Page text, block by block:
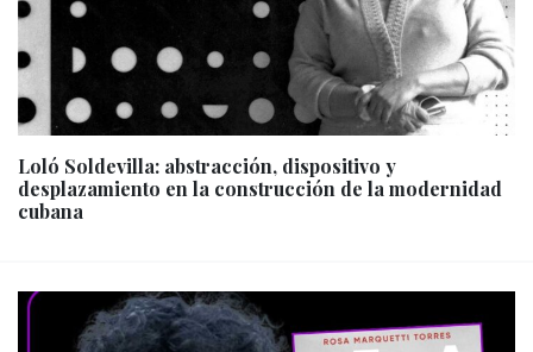
Loló Soldevilla: abstracción, dispositivo y
desplazamiento en la construcción de la modernidad
cubana